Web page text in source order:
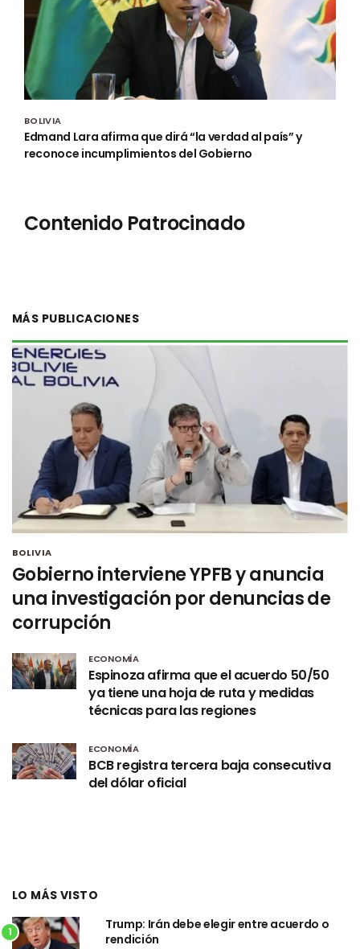
BOLIVIA
Edmand Lara afirma que dirá “la verdad al país” y
reconoce incumplimientos del Gobierno
Contenido Patrocinado
MÁS PUBLICACIONES
BOLIVIA
Gobierno interviene YPFB y anuncia
una investigación por denuncias de
corrupción
ECONOMÍA
Espinoza afirma que el acuerdo 50/50
ya tiene una hoja de ruta y medidas
técnicas para las regiones
ECONOMÍA
BCB registra tercera baja consecutiva
del dólar oficial
LO MÁS VISTO
1
Trump: Irán debe elegir entre acuerdo o
rendición